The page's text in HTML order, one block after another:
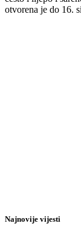
otvorena je do 16.
Najnovije vijesti